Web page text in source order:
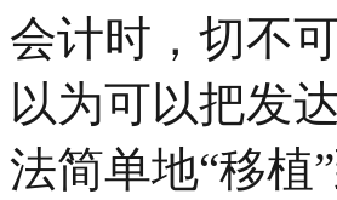
会计时，切不
以为可以把发
法简单地“移植